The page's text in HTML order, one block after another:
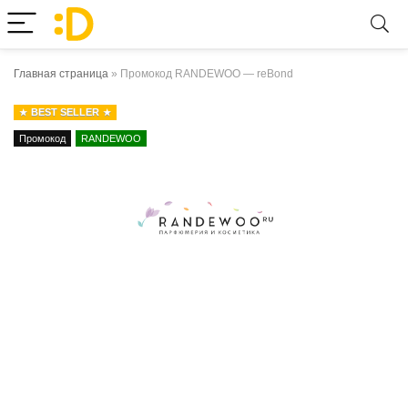
Главная страница » Промокод RANDEWOO — reBond
BEST SELLER
Промокод RANDEWOO